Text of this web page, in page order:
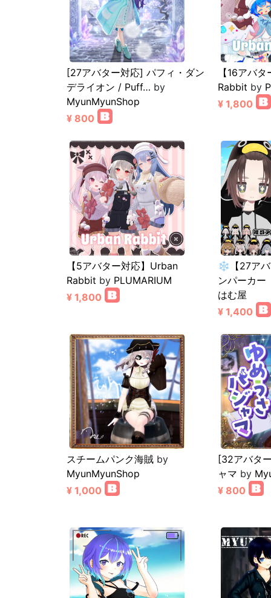
[27アバター対応] パフィ・ダン
デライオン / Puff… by
MyunMyunShop
¥ 800
【16アバ
Rabbit by
¥ 1,800
【5アバター対応】Urban
Rabbit by PLUMARIUM
¥ 1,800
❄️【27アバ
ンパーカ
はむ屋
¥ 1,400
スチームパンク海賊 by
MyunMyunShop
¥ 1,000
[32アバタ
ャマ by
¥ 800